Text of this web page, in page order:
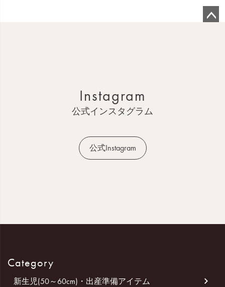
Instagram
公式インスタグラム
公式Instagram
Category
新生児(50～60cm)・出産準備アイテム